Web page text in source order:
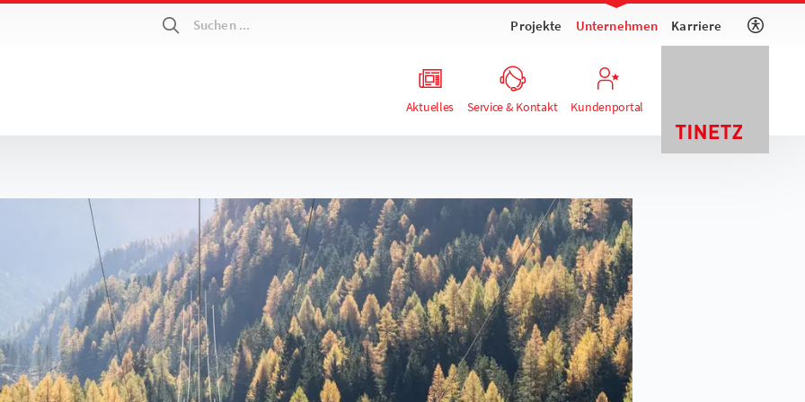
Suchen ... Projekte Unternehmen Karriere
Aktuelles Service & Kontakt Kundenportal